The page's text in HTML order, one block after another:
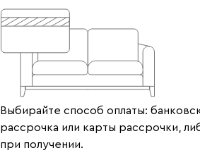
Выбирайте способ оплаты:
рассрочка или карты рассрочки,
при получении.